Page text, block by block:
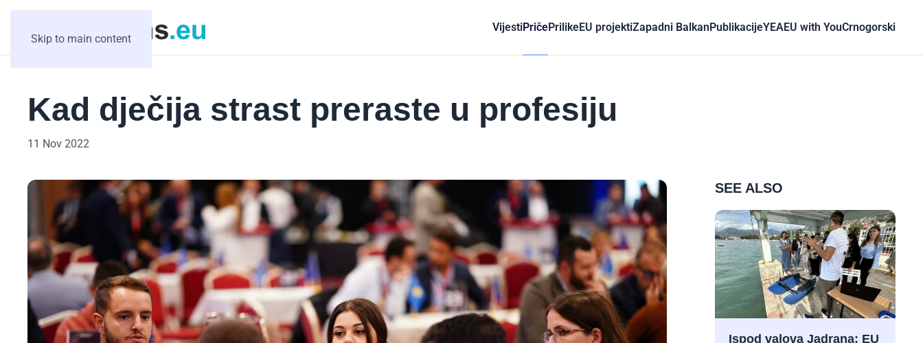
Skip to main content
VijestiPričePrilikeEU projektiZapadni BalkanPublikacijeYEAEU with YouCrnogorski
Kad dječija strast preraste u profesiju
11 Nov 2022
SEE ALSO
Ispod valova Jadrana: EU